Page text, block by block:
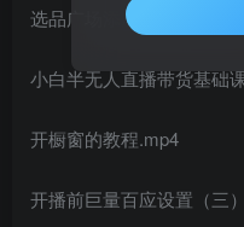
选品广场添加商品的流程
小白半无人直播带货基础
开橱窗的教程.mp4
开播前巨量百应设置（三